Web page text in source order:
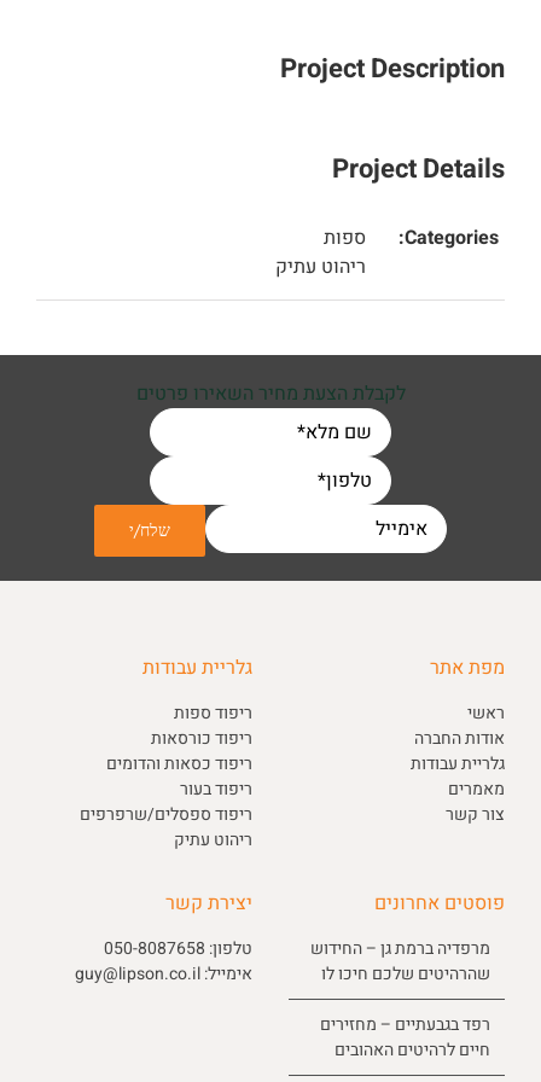
Project Description
Project Details
Categories:
ספות
ריהוט עתיק
לקבלת הצעת מחיר השאירו פרטים
מפת אתר
ראשי
אודות החברה
גלריית עבודות
מאמרים
צור קשר
גלריית עבודות
ריפוד ספות
ריפוד כורסאות
ריפוד כסאות והדומים
ריפוד בעור
ריפוד ספסלים/שרפרפים
ריהוט עתיק
פוסטים אחרונים
מרפדיה ברמת גן – החידוש
שהרהיטים שלכם חיכו לו
רפד בגבעתיים – מחזירים
חיים לרהיטים האהובים
יצירת קשר
טלפון: 050-8087658
אימייל:guy@lipson.co.il